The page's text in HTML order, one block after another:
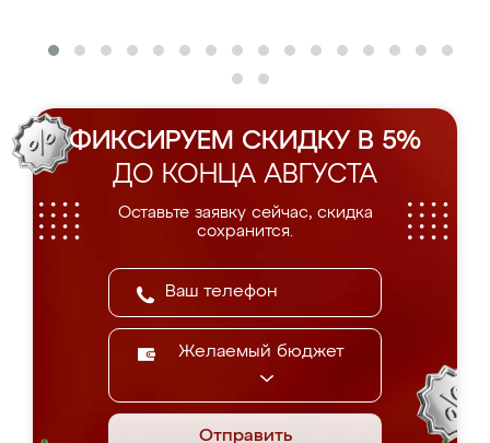
ФИКСИРУЕМ СКИДКУ В 5%
ДО КОНЦА АВГУСТА
Оставьте заявку сейчас, скидка
сохранится.
Желаемый бюджет
Отправить